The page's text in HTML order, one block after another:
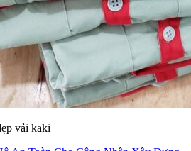
vải kaki